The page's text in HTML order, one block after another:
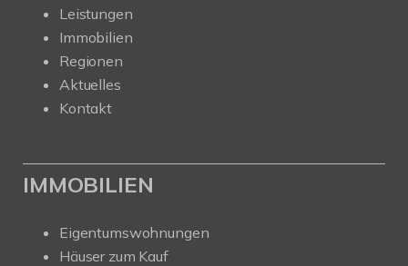
Leistungen
Immobilien
Regionen
Aktuelles
Kontakt
IMMOBILIEN
Eigentumswohnungen
Häuser zum Kauf